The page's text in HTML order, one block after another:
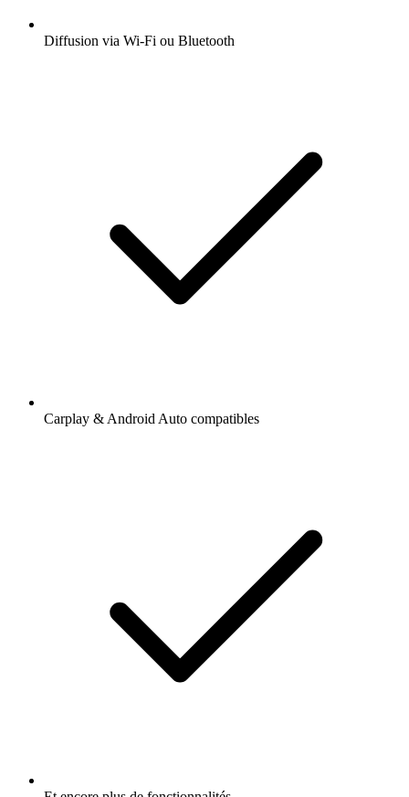
Diffusion via Wi-Fi ou Bluetooth
Carplay & Android Auto compatibles